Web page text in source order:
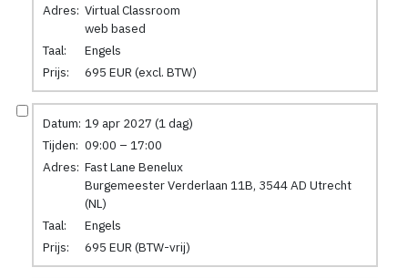
Adres: Virtual Classroom
web based
Taal:
Engels
Prijs:
695 EUR (excl. BTW)
Datum: 19 apr 2027 (1 dag)
Tijden: 09:00 – 17:00
Adres: Fast Lane Benelux
Burgemeester Verderlaan 11B, 3544 AD Utrecht
(NL)
Taal:
Engels
Prijs:
695 EUR (BTW-vrij)